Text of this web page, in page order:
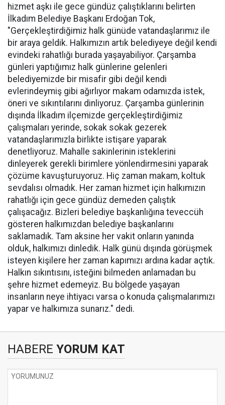
hizmet aşkı ile gece gündüz çalıştıklarını belirten
İlkadım Belediye Başkanı Erdoğan Tok,
"Gerçekleştirdiğimiz halk günüde vatandaşlarımız ile
bir araya geldik. Halkımızın artık belediyeye değil kendi
evindeki rahatlığı burada yaşayabiliyor. Çarşamba
günleri yaptığımız halk günlerine gelenleri
belediyemizde bir misafir gibi değil kendi
evlerindeymiş gibi ağırlıyor makam odamızda istek,
öneri ve sıkıntılarını dinliyoruz. Çarşamba günlerinin
dışında İlkadım ilçemizde gerçekleştirdiğimiz
çalışmaları yerinde, sokak sokak gezerek
vatandaşlarımızla birlikte istişare yaparak
denetliyoruz. Mahalle sakinlerinin isteklerini
dinleyerek gerekli birimlere yönlendirmesini yaparak
çözüme kavuşturuyoruz. Hiç zaman makam, koltuk
sevdalısı olmadık. Her zaman hizmet için halkımızın
rahatlığı için gece gündüz demeden çalıştık
çalışacağız. Bizleri belediye başkanlığına teveccüh
gösteren halkımızdan belediye başkanlarını
saklamadık. Tam aksine her vakit onların yanında
olduk, halkımızı dinledik. Halk günü dışında görüşmek
isteyen kişilere her zaman kapımızı ardına kadar açtık.
Halkın sıkıntısını, isteğini bilmeden anlamadan bu
şehre hizmet edemeyiz. Bu bölgede yaşayan
insanların neye ihtiyacı varsa o konuda çalışmalarımızı
yapar ve halkımıza sunarız." dedi.
HABERE YORUM KAT